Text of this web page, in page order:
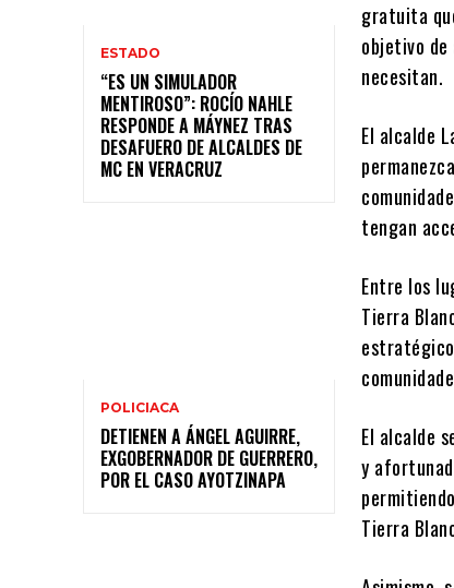
ESTADO
“ES UN SIMULADOR
MENTIROSO”: ROCÍO NAHLE
RESPONDE A MÁYNEZ TRAS
DESAFUERO DE ALCALDES DE
MC EN VERACRUZ
POLICIACA
DETIENEN A ÁNGEL AGUIRRE,
EXGOBERNADOR DE GUERRERO,
POR EL CASO AYOTZINAPA
gratuita
objetivo de
necesitan.
El alcalde
tengan
Entre los
Tierra
El alcalde
y
Tierra